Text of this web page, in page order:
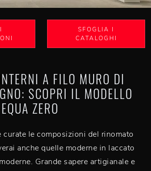
SFOGLIA I
CATALOGHI
A FILO MURO DI
SCOPRI IL MODELLO
ZERO
curate le composizioni del rinomato
anche quelle moderne in laccato
Grande sapere artigianale e